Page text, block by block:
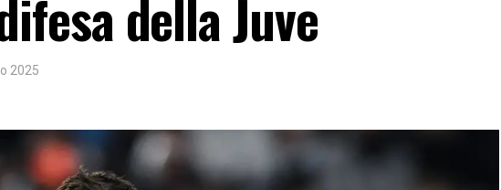
della Juve
2025